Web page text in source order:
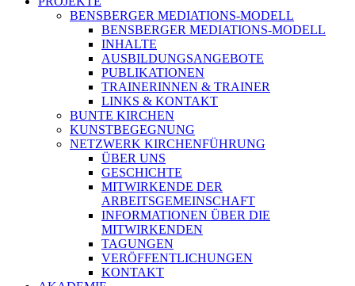
BENSBERGER MEDIATIONS-MODELL
BENSBERGER MEDIATIONS-MODELL
INHALTE
AUSBILDUNGSANGEBOTE
PUBLIKATIONEN
TRAINERINNEN & TRAINER
LINKS & KONTAKT
BUNTE KIRCHEN
KUNSTBEGEGNUNG
NETZWERK KIRCHENFÜHRUNG
ÜBER UNS
GESCHICHTE
MITWIRKENDE DER
ARBEITSGEMEINSCHAFT
INFORMATIONEN ÜBER DIE
MITWIRKENDEN
TAGUNGEN
VERÖFFENTLICHUNGEN
KONTAKT